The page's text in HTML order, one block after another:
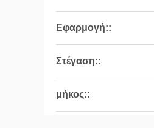
Εφαρμογή::
Στέγαση::
μήκος::